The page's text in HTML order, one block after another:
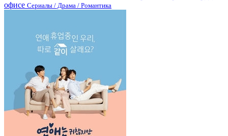
офисе Сериалы / Драма / Романтика